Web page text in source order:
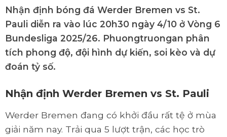
Nhận định bóng đá Werder Bremen vs St.
Pauli diễn ra vào lúc 20h30 ngày 4/10 ở Vòng 6
Bundesliga 2025/26. Phuongtruongan phân
tích phong độ, đội hình dự kiến, soi kèo và dự
đoán tỷ số.
Nhận định Werder Bremen vs St. Pauli
Werder Bremen đang có khởi đầu rất tệ ở mùa
giải năm nay. Trải qua 5 lượt trận, các học trò